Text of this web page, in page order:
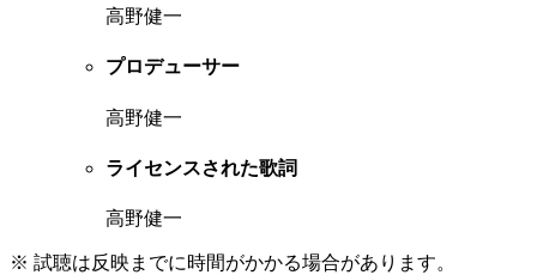
高野健一
プロデューサー
高野健一
ライセンスされた歌詞
高野健一
※ 試聴は反映までに時間がかかる場合があります。